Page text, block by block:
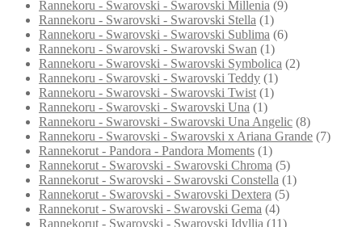
Rannekoru - Swarovski - Swarovski Millenia (9)
Rannekoru - Swarovski - Swarovski Stella (1)
Rannekoru - Swarovski - Swarovski Sublima (6)
Rannekoru - Swarovski - Swarovski Swan (1)
Rannekoru - Swarovski - Swarovski Symbolica (2)
Rannekoru - Swarovski - Swarovski Teddy (1)
Rannekoru - Swarovski - Swarovski Twist (1)
Rannekoru - Swarovski - Swarovski Una (1)
Rannekoru - Swarovski - Swarovski Una Angelic (8)
Rannekoru - Swarovski - Swarovski x Ariana Grande (7)
Rannekorut - Pandora - Pandora Moments (1)
Rannekorut - Swarovski - Swarovski Chroma (5)
Rannekorut - Swarovski - Swarovski Constella (1)
Rannekorut - Swarovski - Swarovski Dextera (5)
Rannekorut - Swarovski - Swarovski Gema (4)
Rannekorut - Swarovski - Swarovski Idyllia (11)